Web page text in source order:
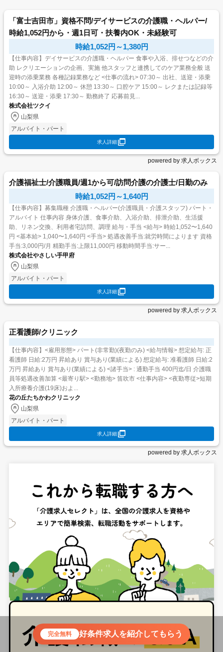
「富士吉田市」資格不問/デイサービスの介護職・ヘルパー/
時給1,052円から・週1日可・扶養内OK・未経験可
時給1,052円～1,380円
【仕事内容】デイサービスの介護職・ヘルパー 食事や入浴、排せつなどの介
助 レクリエーションの企画、実施 他スタッフと連携してのケア業務全般 送
迎時の添乗業務 各種記録業務など <仕事の流れ> 07:30～ 出社、送迎・添乗
10:00～ 入浴介助 12:00～ 休憩 13:30～ 口腔ケア 15:00～ レクまたは記録等
16:30～ 送迎・添乗 17:30～ 勤務終了 応募前見...
株式会社ツクイ
山梨県
アルバイト・パート
求人詳細
powered by 求人ボックス
介護福祉士/介護職員/週1から可/訪問介護の介護士/日勤のみ
時給1,052円～1,640円
【仕事内容】募集職種 介護職・ヘルパー(介護職員・介護スタッフ) パート・
アルバイト 仕事内容 身体介護、食事介助、入浴介助、排泄介助、生活援
助、リネン交換、利用者宅訪問、調理 給与・手当 <給与> 時給1,052〜1,640
円 <基本給> 1,040〜1,640円 <手当> 処遇改善手当:就労時間によります 資格
手当:3,000円/月 精勤手当:上限11,000円 移動時間手当:サー...
株式会社やさしい手甲府
山梨県
アルバイト・パート
求人詳細
powered by 求人ボックス
正看護師/クリニック
【仕事内容】<雇用形態> パート(非常勤)(夜勤のみ) <給与情報> 想定給与: 正
看護師 日給:2万円 昇給あり 賞与あり(業績による) 想定給与: 准看護師 日給:2
万円 昇給あり 賞与あり(業績による) <諸手当> : 通勤手当 400円迄/日 介護職
員等処遇改善加算 <最寄り駅> <勤務地> 笛吹市 <仕事内容> <夜勤専従>短期
入所療養介護(19床)およ...
花の丘たちかわクリニック
山梨県
アルバイト・パート
求人詳細
powered by 求人ボックス
完全無料 好条件求人を紹介してもらう